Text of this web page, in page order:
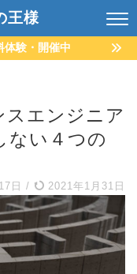
王様
体験・開催中
スエンジニア
ない４つの
日 / 2021年1月31日